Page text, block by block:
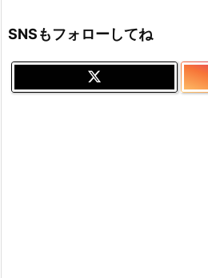
SNSもフォローしてね